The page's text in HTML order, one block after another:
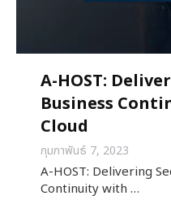
A-HOST:
Business
Cloud
กุมภาพันธ์ 7, 2023
A-HOST: Delivering
Continuity with …